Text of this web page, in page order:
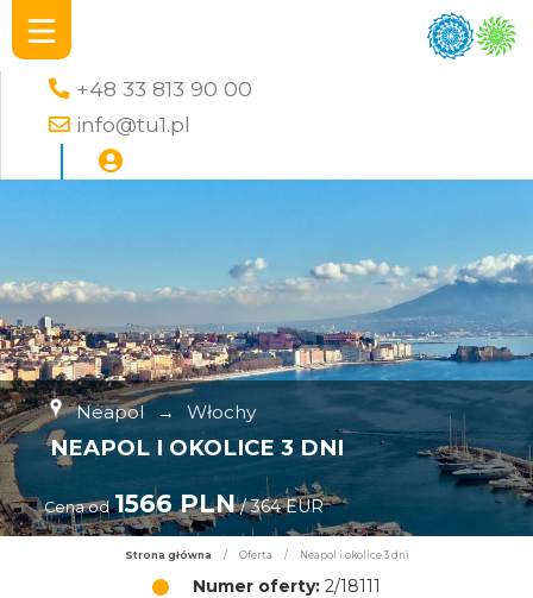
+48 33 813 90 00
info@tu1.pl
Neapol → Włochy
NEAPOL I OKOLICE 3 DNI
Cena od 1566 PLN/ 364 EUR
Strona główna / Oferta / Neapol i okolice 3 dni
Numer oferty: 2/18111